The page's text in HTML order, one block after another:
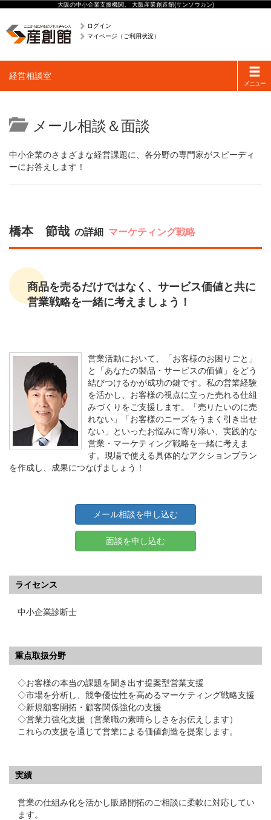
大阪の中小企業支援機関。 大阪産業創造館(サンソウカン)
ログイン
マイページ（ご利用状況）
Toggle
メニュー
経営相談室
メール相談＆面談
中小企業のさまざまな経営課題に、各分野の専門家がスピーディ
ーにお答えします！
橋本 節哉 の詳細 マーケティング戦略
商品を売るだけではなく、サービス価値と共に
営業戦略を一緒に考えましょう！
営業活動において、「お客様のお困りごと」
と「あなたの製品・サービスの価値」をどう
結びつけるかが成功の鍵です。私の営業経験
を活かし、お客様の視点に立った売れる仕組
みづくりをご支援します。「売りたいのに売
れない」「お客様のニーズをうまく引き出せ
ない」といったお悩みに寄り添い、実践的な
営業・マーケティング戦略を一緒に考えま
す。現場で使える具体的なアクションプラン
を作成し、成果につなげましょう！
メール相談を申し込む
面談を申し込む
ライセンス
中小企業診断士
重点取扱分野
◇お客様の本当の課題を聞き出す提案型営業支援
◇市場を分析し、競争優位性を高めるマーケティング戦略支援
◇新規顧客開拓・顧客関係強化の支援
◇営業力強化支援（営業職の素晴らしさをお伝えします）
これらの支援を通じて営業による価値創造を提案します。
実績
営業の仕組み化を活かし販路開拓のご相談に柔軟に対応してい
ます。